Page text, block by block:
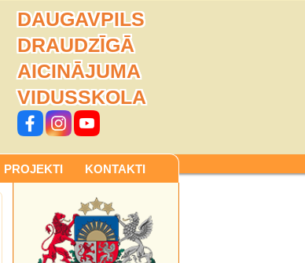
DAUGAVPILS
DRAUDZĪGĀ
AICINĀJUMA
VIDUSSKOLA
PROJEKTI KONTAKTI